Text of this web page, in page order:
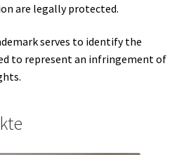
are legally protected.
serves to identify the
to represent an infringement of